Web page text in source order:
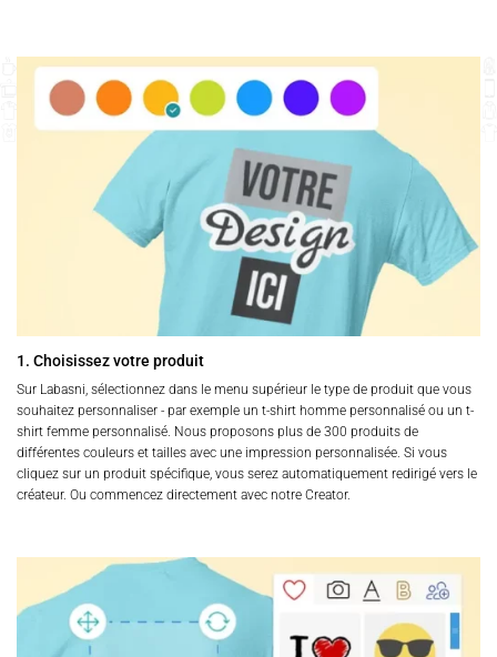
1. Choisissez votre produit
Sur Labasni, sélectionnez dans le menu supérieur le type de produit que vous
souhaitez personnaliser - par exemple un t-shirt homme personnalisé ou un t-
shirt femme personnalisé. Nous proposons plus de 300 produits de
différentes couleurs et tailles avec une impression personnalisée. Si vous
cliquez sur un produit spécifique, vous serez automatiquement redirigé vers le
créateur. Ou commencez directement avec notre Creator.